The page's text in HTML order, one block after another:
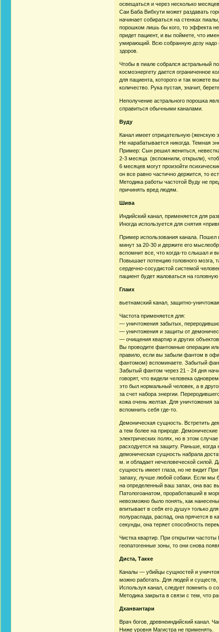
освещаться и через несколько
Саи Баба Вибхути может раздавать
начинает собираться на стенках
порошком лишь бы кого, то эффекта не
придет пациент, и вы поймете, что
умирающий. Всю собранную дозу надо
здоров.
Чтобы в пиале собрался астральный
космоэнергету дается ограниченное
для пациента, которого и так можете
количество. Рука пустая, значит,
Неполучение астрального порошка
справиться обычными каналами.
Вуду
Канал имеет отрицательную (женскую
Не нарабатывается никогда. Темная
Пример: Сын решил жениться,
2-3 месяца (вспомнили, открыли),
6 месяцев могут произойти
он все равно частично держится, то
Методика работы частотой Вуду не
причинять вред людям.
Шива
Индийский канал, применяется для
Иногда используется для снятия
Пример использования канала. Пошел
минут за 20-30 и держите его
вспомнит все, что когда-то слышал и
Повышает потенцию головного мозга,
сердечно-сосудистой системой
пациент будет жаловаться на
Глаих
вьетнамский канал, защитно-
Частота применяется для:
— уничтожения забытых,
— уничтожения и защиты от
— очищения квартир и других
Вы проводите фантомные операции
правило, если вы забыли фантом в
фантомом) вспоминаете. Забытый
Забытый фантом через 21 - 24 дня
говорят, что видели человека
это был нормальный человек, а в
за счет набора энергии.
кожа очень желтая. Для уничтожения
вспомнить себя где-то.
Демоническая сущность. Встретить
а тем более на природе.
электрических полях, но в этом
расходуется на защиту. Раньше,
демоническая сущность набрала
м. и обладает нечеловеческой силой.
сущность имеет глаза, но не видит
запаху, лучше любой собаки. Если мы
на определенный ваш запах, она вас
Патологоанатом, проработавший в
невозможно было понять, как
впитывает в себя его душу» только
полураспада, распад, она прячется в
секунды, она теряет способность
Чистка квартир. При открытии
геопатогенные зоны, то они снова
Диста, Такке
Каналы — убийцы сущностей и
можно работать. Для людей и
Используя канал, следует помнить о
Методика закрыта в связи с тем, что
Дханвантари
Врач богов, древнеиндийский канал.
Ниже уровня Магистра не применять.